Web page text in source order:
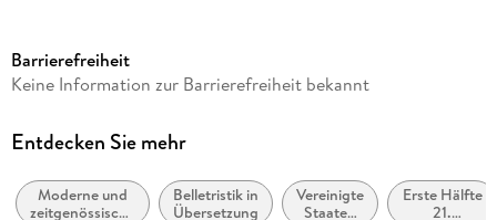
Altersempfehlung
Reihe
Autor/Autorin
Barrierefreiheit
Keine Information zur Barrierefreiheit bekannt
Entdecken Sie mehr
Moderne und
zeitgenössische
Belletristik in
Übersetzung
Vereinigte
Staaten
Erste Hälfte
21.